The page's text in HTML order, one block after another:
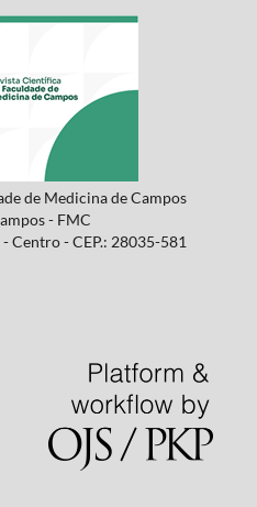
de Medicina de Campos
- FMC
Centro - CEP.: 28035-581